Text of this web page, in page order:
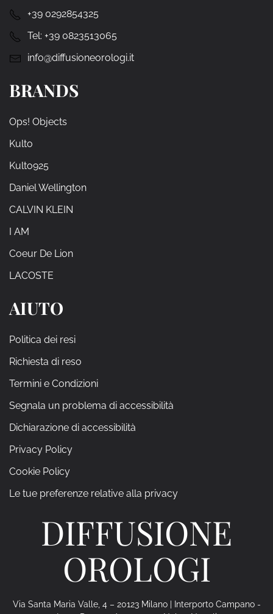
+39 0292854325
Tel: +39 0823513065
info@diffusioneorologi.it
BRANDS
Ops! Objects
Kulto
Kulto925
Daniel Wellington
CALVIN KLEIN
I AM
Coeur De Lion
LACOSTE
AIUTO
Politica dei resi
Richiesta di reso
Termini e Condizioni
Segnala un problema di accessibilità
Dichiarazione di accessibilità
Privacy Policy
Cookie Policy
Le tue preferenze relative alla privacy
DIFFUSIONE
OROLOGI
Via Santa Maria Valle, 4 – 20123 Milano | Interporto Campano -